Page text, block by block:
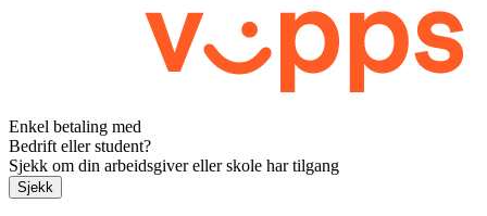
Enkel betaling med
Bedrift eller student?
Sjekk om din arbeidsgiver eller skole har tilgang
Sjekk